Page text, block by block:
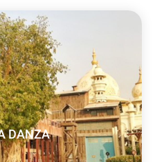
di pavimento da
composto da
betulla.
DANZA